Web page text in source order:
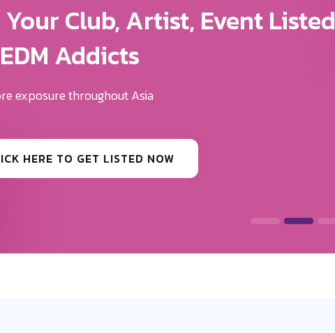
Exposure For Your Brand
Help You Get The Exposure
Brand Deserves